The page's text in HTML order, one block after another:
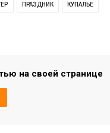
ПРАЗДНИК КУПАЛЬЕ
на своей странице